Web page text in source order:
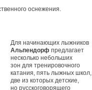
оснежения.
Для начинающих лыжников
Альпендорф предлагает
несколько небольших
зон для тренировочного
катания, пять лыжных школ,
две из которых детские,
но русскоговорящего